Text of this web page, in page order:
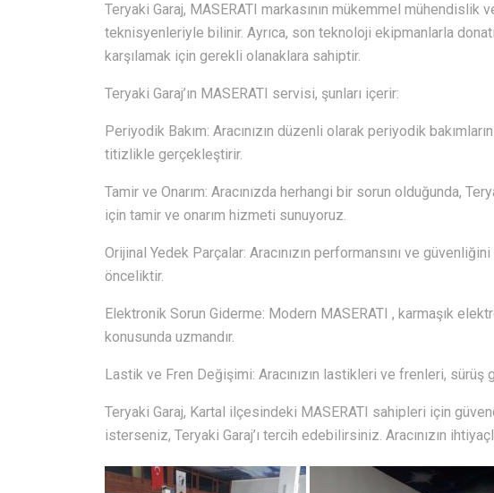
Teryaki Garaj, MASERATI markasının mükemmel mühendislik
teknisyenleriyle bilinir. Ayrıca, son teknoloji ekipmanlarla
karşılamak için gerekli olanaklara sahiptir.
Teryaki Garaj’ın MASERATI servisi, şunları içerir:
Periyodik Bakım: Aracınızın düzenli olarak periyodik
titizlikle gerçekleştirir.
Tamir ve Onarım: Aracınızda herhangi bir sorun olduğunda,
için tamir ve onarım hizmeti sunuyoruz.
Orijinal Yedek Parçalar: Aracınızın performansını ve
önceliktir.
Elektronik Sorun Giderme: Modern MASERATI , karmaşık
konusunda uzmandır.
Lastik ve Fren Değişimi: Aracınızın lastikleri ve frenleri,
Teryaki Garaj, Kartal ilçesindeki MASERATI sahipleri için
isterseniz, Teryaki Garaj’ı tercih edebilirsiniz. Aracınızın